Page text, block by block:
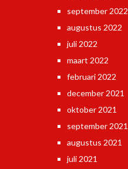
september 2022
augustus 2022
juli 2022
maart 2022
februari 2022
december 2021
oktober 2021
september 2021
augustus 2021
juli 2021